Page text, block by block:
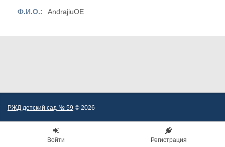
Ф.И.О.: AndrajiuOE
РЖД детский сад № 59 © 2026
Войти Регистрация